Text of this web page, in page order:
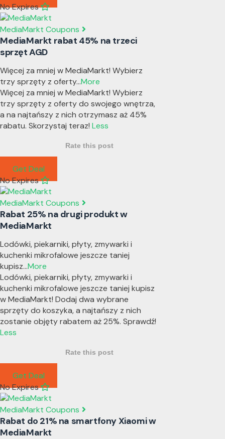
No Expires
MediaMarkt Coupons
MediaMarkt rabat 45% na trzeci
sprzęt AGD
Więcej za mniej w MediaMarkt! Wybierz
trzy sprzęty z oferty...More
Więcej za mniej w MediaMarkt! Wybierz
trzy sprzęty z oferty do swojego wnętrza,
a na najtańszy z nich otrzymasz aż 45%
rabatu. Skorzystaj teraz! Less
Rate this post
Get Deal
No Expires
MediaMarkt Coupons
Rabat 25% na drugi produkt w
MediaMarkt
Lodówki, piekarniki, płyty, zmywarki i
kuchenki mikrofalowe jeszcze taniej
kupisz...More
Lodówki, piekarniki, płyty, zmywarki i
kuchenki mikrofalowe jeszcze taniej kupisz
w MediaMarkt! Dodaj dwa wybrane
sprzęty do koszyka, a najtańszy z nich
zostanie objęty rabatem aż 25%. Sprawdź!
Less
Rate this post
Get Deal
No Expires
MediaMarkt Coupons
Rabat do 21% na smartfony Xiaomi w
MediaMarkt